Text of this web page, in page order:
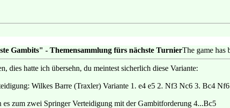
Gambits" - Themensammlung fürs nächste TurnierThe game has
dies hatte ich übersehn, du meintest sicherlich diese Variante:
Wilkes Barre (Traxler) Variante 1. e4 e5 2. Nf3 Nc6 3. Bc4
es zum zwei Springer Verteidigung mit der Gambitforderung 4...Bc5